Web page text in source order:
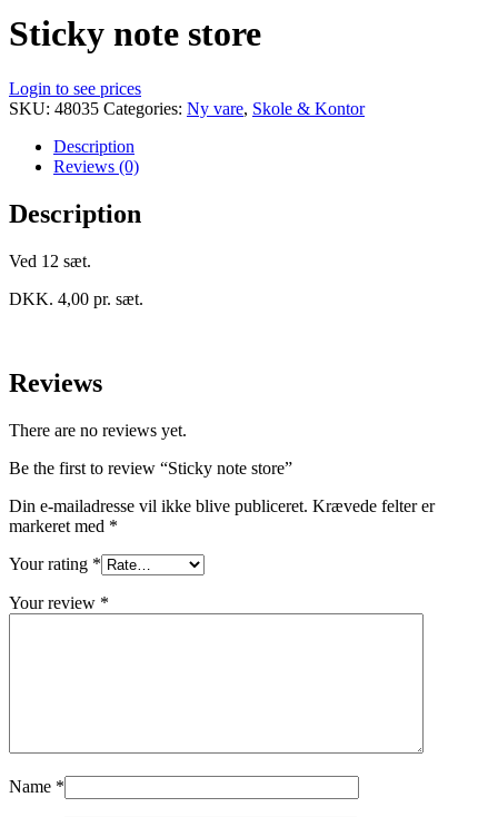
Sticky note store
Login to see prices
SKU: 48035 Categories: Ny vare, Skole & Kontor
Description
Reviews (0)
Description
Ved 12 sæt.
DKK. 4,00 pr. sæt.
Reviews
There are no reviews yet.
Be the first to review “Sticky note store”
Din e-mailadresse vil ikke blive publiceret. Krævede felter er
markeret med *
Your rating *
Your review *
Name *